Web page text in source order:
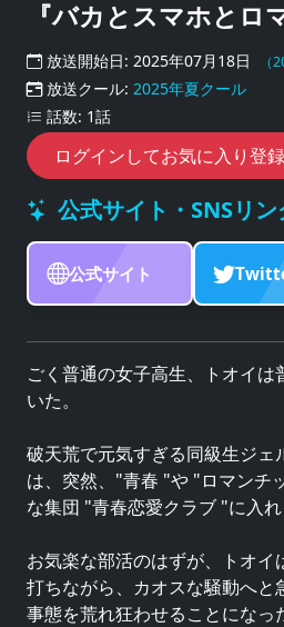
『バカとスマホとロ
放送開始日: 2025年07月18日 （
放送クール: 2025年夏クール
話数: 1話
ログインしてお気に入り登録
公式サイト・SNSリン
公式サイト
ごく普通の女子高生、トオイは
いた。
破天荒で元気すぎる同級生ジェ
は、突然、"青春 "や "ロマンチ
な集団 "青春恋愛クラブ "に入れ
お気楽な部活のはずが、トオイ
打ちながら、カオスな騒動へと
事態を荒れ狂わせることになっ